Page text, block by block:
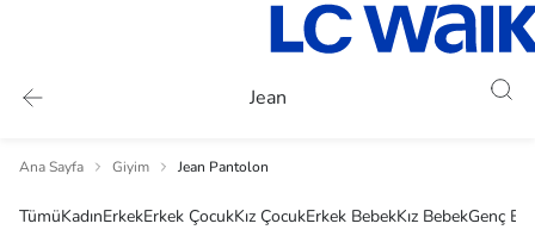
Jean
Ana Sayfa Giyim Jean Pantolon
TümüKadınErkekErkek ÇocukKız ÇocukErkek BebekKız BebekGenç